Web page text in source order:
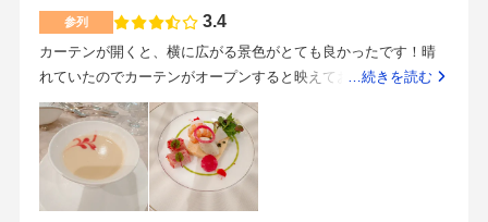
広さで清潔感もあって大変満足でした。絨毯や壁もとても綺麗
で、掃除が行き届いている印象でした。テーブルクロス、ナプ
キンの色でいくらでも印象は変えることができるので自分の好
みに合わせてカスタムできました。・テーブル装飾花花の持ち
込みは造花も含めて不可でした。結果1テーブルにつき4,000円
ほどアップし、想定外の出費だったのですが、担当の方が非常
に親身になってイメージや花の種類、色合いなどを聞いてくだ
さいました。ブーケも装花も可愛くアレンジして下さり、本当
に嬉しかったです。感謝の気持ちでいっぱいです。お願いして
参列 3.4
カーテンが開くと、横に広がる景色がとても良かったです！晴
れていたのでカーテンがオープンすると映えておりました。広
くてクラシカル！大人数にも対応できそうなくらい広かったで
す。ホテル挙式をやりたい方はクラシカルな雰囲気ですしいい
と思います。可愛らしくお皿の中も飾ってあり、問題ないです
高層階なので、チャペルからの景色も良かったです。昼挙式で
したが、晴れていて気持ちの良いカーテンオープンでした。よ
…続きを読む